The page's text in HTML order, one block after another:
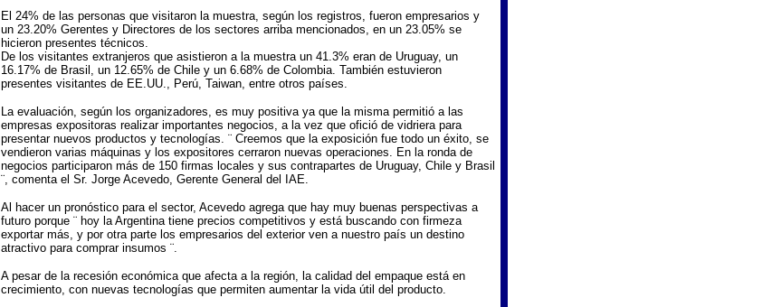
El 24% de las personas que visitaron la muestra, según los registros, fueron empresarios y
un 23.20% Gerentes y Directores de los sectores arriba mencionados, en un 23.05% se
hicieron presentes técnicos.
De los visitantes extranjeros que asistieron a la muestra un 41.3% eran de Uruguay, un
16.17% de Brasil, un 12.65% de Chile y un 6.68% de Colombia. También estuvieron
presentes visitantes de EE.UU., Perú, Taiwan, entre otros países.
La evaluación, según los organizadores, es muy positiva ya que la misma permitió a las
empresas expositoras realizar importantes negocios, a la vez que ofició de vidriera para
presentar nuevos productos y tecnologías. ¨ Creemos que la exposición fue todo un éxito, se
vendieron varias máquinas y los expositores cerraron nuevas operaciones. En la ronda de
negocios participaron más de 150 firmas locales y sus contrapartes de Uruguay, Chile y Brasil
¨, comenta el Sr. Jorge Acevedo, Gerente General del IAE.
Al hacer un pronóstico para el sector, Acevedo agrega que hay muy buenas perspectivas a
futuro porque ¨ hoy la Argentina tiene precios competitivos y está buscando con firmeza
exportar más, y por otra parte los empresarios del exterior ven a nuestro país un destino
atractivo para comprar insumos ¨.
A pesar de la recesión económica que afecta a la región, la calidad del empaque está en
crecimiento, con nuevas tecnologías que permiten aumentar la vida útil del producto.